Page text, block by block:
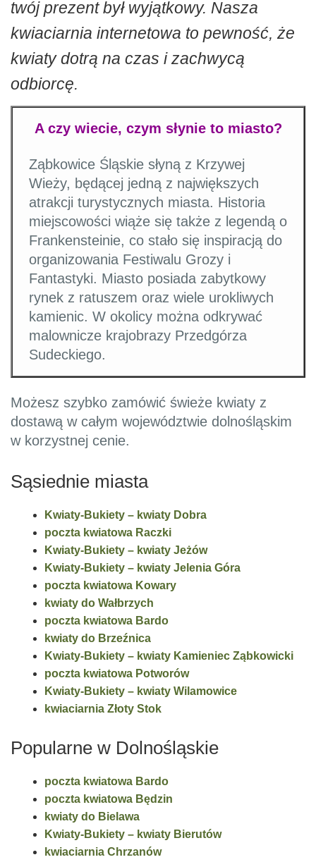
twój prezent był wyjątkowy. Nasza
kwiaciarnia internetowa to pewność, że
kwiaty dotrą na czas i zachwycą
odbiorcę.
A czy wiecie, czym słynie to miasto?
Ząbkowice Śląskie słyną z Krzywej
Wieży, będącej jedną z największych
atrakcji turystycznych miasta. Historia
miejscowości wiąże się także z legendą o
Frankensteinie, co stało się inspiracją do
organizowania Festiwalu Grozy i
Fantastyki. Miasto posiada zabytkowy
rynek z ratuszem oraz wiele urokliwych
kamienic. W okolicy można odkrywać
malownicze krajobrazy Przedgórza
Sudeckiego.
Możesz szybko zamówić świeże kwiaty z
dostawą w całym województwie dolnośląskim
w korzystnej cenie.
Sąsiednie miasta
Kwiaty-Bukiety – kwiaty Dobra
poczta kwiatowa Raczki
Kwiaty-Bukiety – kwiaty Jeżów
Kwiaty-Bukiety – kwiaty Jelenia Góra
poczta kwiatowa Kowary
kwiaty do Wałbrzych
poczta kwiatowa Bardo
kwiaty do Brzeźnica
Kwiaty-Bukiety – kwiaty Kamieniec Ząbkowicki
poczta kwiatowa Potworów
Kwiaty-Bukiety – kwiaty Wilamowice
kwiaciarnia Złoty Stok
Popularne w Dolnośląskie
poczta kwiatowa Bardo
poczta kwiatowa Będzin
kwiaty do Bielawa
Kwiaty-Bukiety – kwiaty Bierutów
kwiaciarnia Chrzanów